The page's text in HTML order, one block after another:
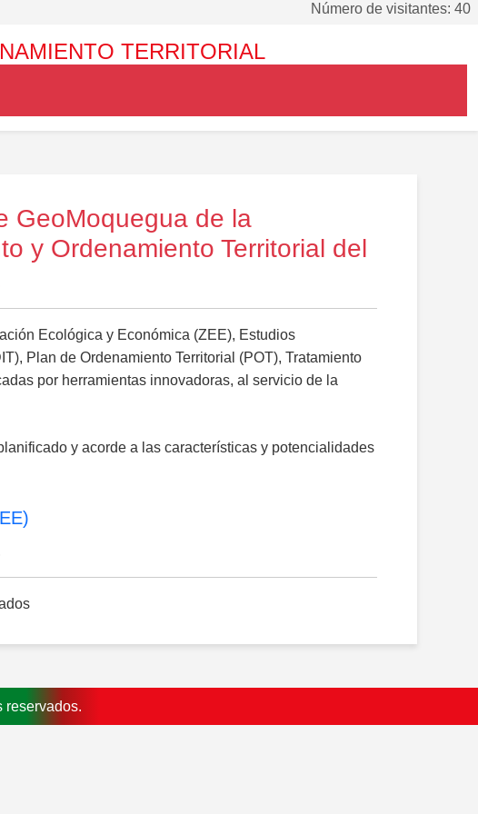
Número de visitantes: 40
TERRITORIAL
GeoMoquegua de la
y Ordenamiento Territorial del
Ecológica y Económica (ZEE), Estudios
Plan de Ordenamiento Territorial (POT), Tratamiento
por herramientas innovadoras, al servicio de la
y acorde a las características y potencialidades
reservados.